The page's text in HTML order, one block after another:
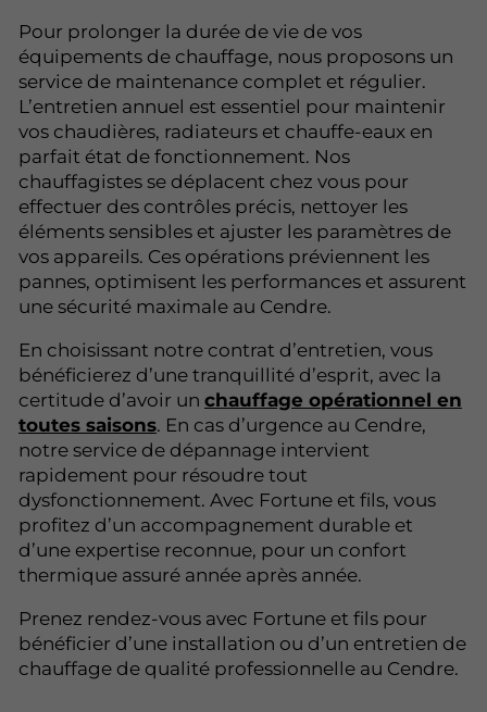
Pour prolonger la durée de vie de vos
équipements de chauffage, nous proposons un
service de maintenance complet et régulier.
L’entretien annuel est essentiel pour maintenir
vos chaudières, radiateurs et chauffe-eaux en
parfait état de fonctionnement. Nos
chauffagistes se déplacent chez vous pour
effectuer des contrôles précis, nettoyer les
éléments sensibles et ajuster les paramètres de
vos appareils. Ces opérations préviennent les
pannes, optimisent les performances et assurent
une sécurité maximale au Cendre.
En choisissant notre contrat d’entretien, vous
bénéficierez d’une tranquillité d’esprit, avec la
certitude d’avoir un chauffage opérationnel en
toutes saisons. En cas d’urgence au Cendre,
notre service de dépannage intervient
rapidement pour résoudre tout
dysfonctionnement. Avec Fortune et fils, vous
profitez d’un accompagnement durable et
d’une expertise reconnue, pour un confort
thermique assuré année après année.
Prenez rendez-vous avec Fortune et fils pour
bénéficier d’une installation ou d’un entretien de
chauffage de qualité professionnelle au Cendre.